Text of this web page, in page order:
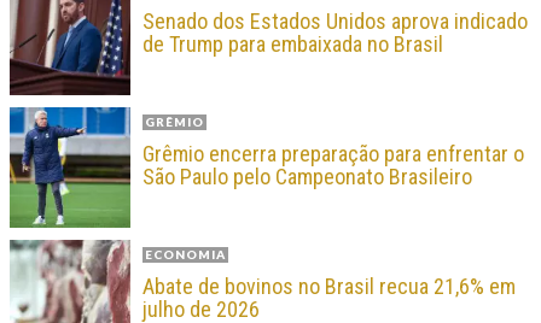
Senado dos Estados Unidos aprova indicado
de Trump para embaixada no Brasil
GRÊMIO
Grêmio encerra preparação para enfrentar o
São Paulo pelo Campeonato Brasileiro
ECONOMIA
Abate de bovinos no Brasil recua 21,6% em
julho de 2026